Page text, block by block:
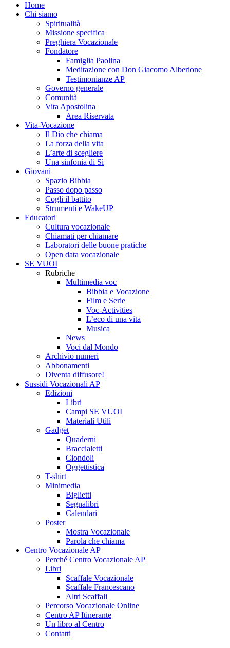
Home
Chi siamo
Spiritualità
Missione specifica
Preghiera Vocazionale
Fondatore
Famiglia Paolina
Meditazione con Don Giacomo Alberione
Testimonianze AP
Governo generale
Comunità
Vita Apostolina
Area Riservata
Vita-Vocazione
Il Dio che chiama
La forza della vita
L’arte di scegliere
Una sinfonia di Sì
Giovani
Spazio Bibbia
Passo dopo passo
Cogli il battito
Strumenti e WakeUP
Educatori
Cultura vocazionale
Chiamati per chiamare
Laboratori delle buone pratiche
Open data vocazionale
SE VUOI
Rubriche
Multimedia voc
Bibbia e Vocazione
Film e Serie
Voc-Activities
L’eco di una vita
Musica
News
Voci dal Mondo
Archivio numeri
Abbonamenti
Diventa diffusore!
Sussidi Vocazionali AP
Edizioni
Libri
Campi SE VUOI
Materiali Utili
Gadget
Quaderni
Braccialetti
Ciondoli
Oggettistica
T-shirt
Minimedia
Biglietti
Segnalibri
Calendari
Poster
Mostra Vocazionale
Parola che chiama
Centro Vocazionale AP
Perché Centro Vocazionale AP
Libri
Scaffale Vocazionale
Scaffale Francescano
Altri Scaffali
Percorso Vocazionale Online
Centro AP Itinerante
Un libro al Centro
Contatti